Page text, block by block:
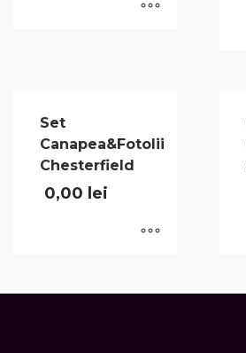
Set
Canapea&Fotolii
Chesterfield
0,00 lei